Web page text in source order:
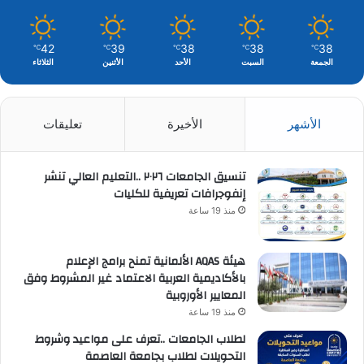
38
℃
الجمعة
38
℃
السبت
38
℃
الأحد
39
℃
الأثنين
42
℃
الثلاثاء
الأشهر الأخيرة تعليقات
تنسيق الجامعات ٢٠٢٦ ..التعليم العالي تنشر
إنفوجرافات تعريفية للكليات
منذ 19 ساعة
هيئة AQAS الألمانية تمنح برامج الإعلام
بالأكاديمية العربية الاعتماد غير المشروط وفق
المعايير الأوروبية
منذ 19 ساعة
لطلاب الجامعات ..تعرف على مواعيد وشروط
التحويلات لطلاب بجامعة العاصمة